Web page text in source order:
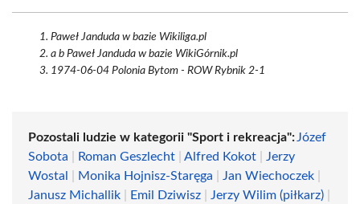
Paweł Janduda w bazie Wikiliga.pl
a b Paweł Janduda w bazie WikiGórnik.pl
1974-06-04 Polonia Bytom - ROW Rybnik 2-1
Pozostali ludzie w kategorii "Sport i rekreacja": Józef
Sobota
Roman Geszlecht Alfred Kokot
Jerzy
Wostal
Monika Hojnisz-Staręga Jan Wiechoczek
Janusz Michallik
Emil Dziwisz Jerzy Wilim (piłkarz)